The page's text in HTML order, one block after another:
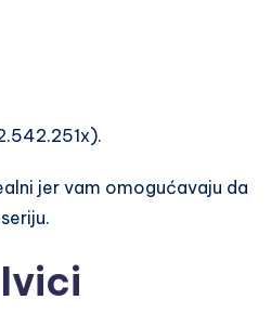
jer vam omogućavaju da